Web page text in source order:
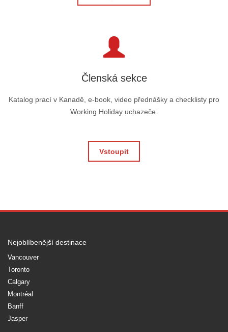
Členská sekce
Katalog prací v Kanadě, e-book, video přednášky a checklisty pro
Working Holiday uchazeče.
Vstoupit
Nejoblíbenější destinace
Vancouver
Toronto
Calgary
Montréal
Banff
Jasper